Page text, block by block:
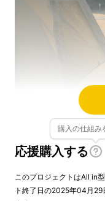
キャンプ
単にする
応援購入する
購入の仕組み
このプロジェクトはAll in
ト終了日の2025年04月29